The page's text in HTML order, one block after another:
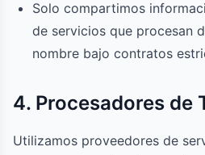
Solo compartimos
de servicios que procesan
nombre bajo contratos
4. Procesadores de
Utilizamos proveedores de